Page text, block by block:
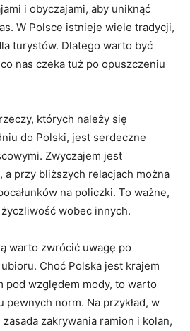
i obyczajami, aby uniknąć
W​ Polsce istnieje wiele tradycji,
turystów. Dlatego warto​ być
nas czeka tuż po opuszczeniu
których należy się
do Polski, jest serdeczne
Zwyczajem jest
a przy bliższych‌ relacjach można
na policzki. To ważne,
wobec ⁢innych.
warto zwrócić uwagę po
Choć Polska jest krajem⁣
pod względem mody,⁣ to warto
pewnych norm. Na przykład, w
⁤zakrywania ramion i kolan,